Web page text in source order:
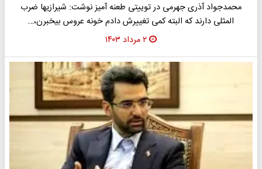
محمدجواد آذری جهرمی در توییتی طعنه آمیز نوشت: شیرازیها ضرب
المثلی دارند که البته کمی تغییرش دادم خونه عروس بیخبرن،…
۲ مرداد ۱۴۰۳